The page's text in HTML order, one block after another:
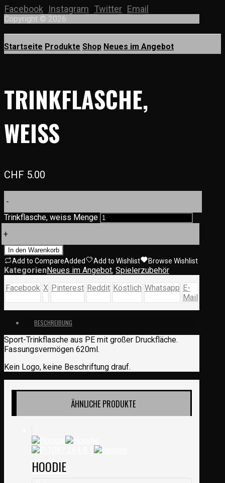
Facebook Instagram Twitter Email
Copyright © 2026
Startseite Produkte Shop Neues im Angebot
TRINKFLASCHE,
WEISS
CHF 5.00
-
Trinkflasche, weiss Menge
+
In den Warenkorb
Add to CompareAdded Add to Wishlist Browse Wishlist
KategorienNeues im Angebot, Spielerzubehör
Facebook X Pinterest Reddit Köstlich Whatsapp E-
Mail
BESCHREIBUNG
Sport-Trinkflasche aus PE mit großer Druckfläche.
Fassungsvermögen 620ml.
Kein Logo, keine Beschriftung drauf.
ÄHNLICHE PRODUKTE
HOODIE